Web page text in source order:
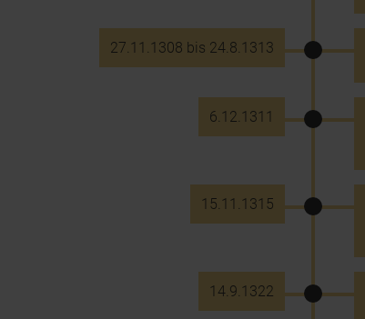
27.11.1308 bis 24.8.1313
6.12.1311
15.11.1315
14.9.1322